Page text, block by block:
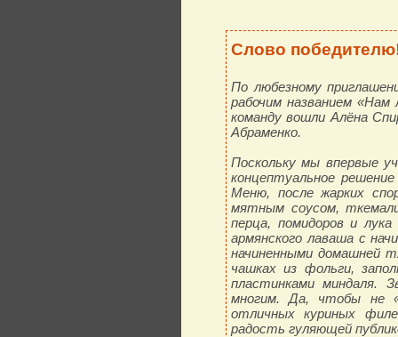
Слово
По любезному
рабочим названием «Нам
команду вошли Алёна
Абраменко.
Поскольку мы впервые
концептуальное
Меню, после жарких
мятным соусом,
перца, помидоров и
армянского лаваша с
начиненными домашней
чашках из фольги,
пластинками миндаля.
многим. Да, чтобы не
отличных куриных
радость гуляющей